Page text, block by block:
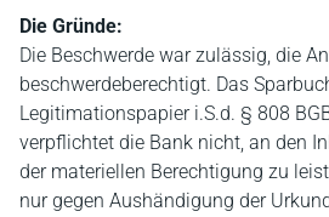
Die Gründe:
Die Beschwerde war zulässig, die
beschwerdeberechtigt. Das
Legitimationspapier i.S.d. § 808
verpflichtet die Bank nicht, an den
der materiellen Berechtigung zu
nur gegen Aushändigung der